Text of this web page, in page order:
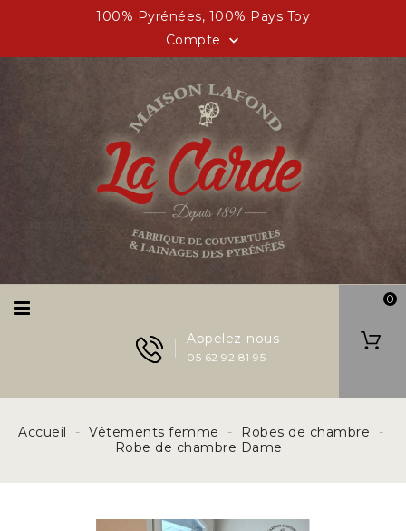
100% Pyrénées, 100% Pays Toy
Compte

Appelez-nous
05 62 92 81 95
0
Accueil Vêtements femme
Robes de chambre
Robe de chambre Dame